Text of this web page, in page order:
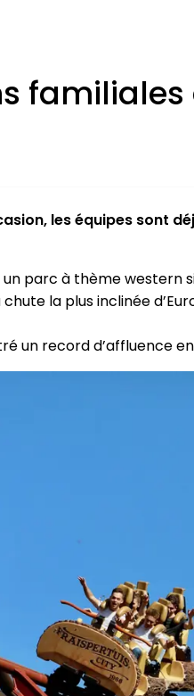
les équipes sont
parc à thème western
la plus inclinée
un record d’affluence